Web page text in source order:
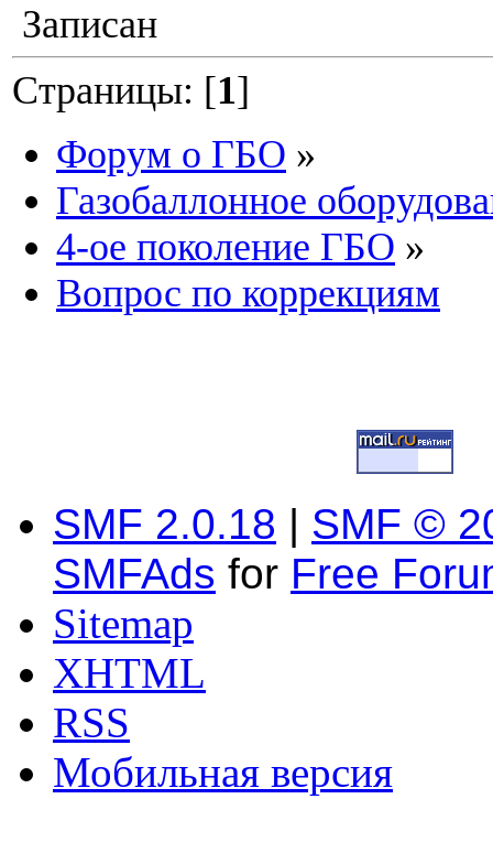
Записан
Страницы: [1]
Форум о ГБО »
Газобаллонное
4-ое поколение ГБО »
Вопрос по коррекциям
SMF 2.0.18 | SMF ©
SMFAds for Free
Sitemap
XHTML
RSS
Мобильная версия